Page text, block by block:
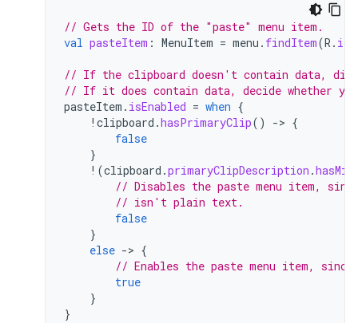
// Gets the ID of the "paste" menu item.
val pasteItem : MenuItem = menu . findItem(R . id
// If the clipboard doesn't contain data,
// If it does contain data, decide whether
pasteItem . isEnabled = when {
! clipboard .hasPrimaryClip() -> {
false
}
! (clipboard .primaryClipDescription .
// Disables the paste menu item,
// isn't plain text.
false
}
else -> {
// Enables the paste menu item,
true
}
}